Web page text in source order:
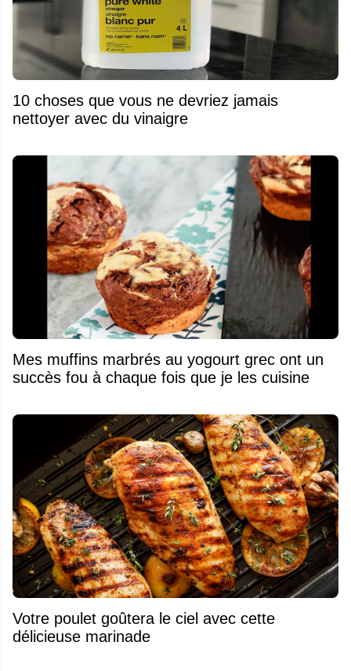
10 choses que vous ne devriez jamais
nettoyer avec du vinaigre
Mes muffins marbrés au yogourt grec ont un
succès fou à chaque fois que je les cuisine
Votre poulet goûtera le ciel avec cette
délicieuse marinade